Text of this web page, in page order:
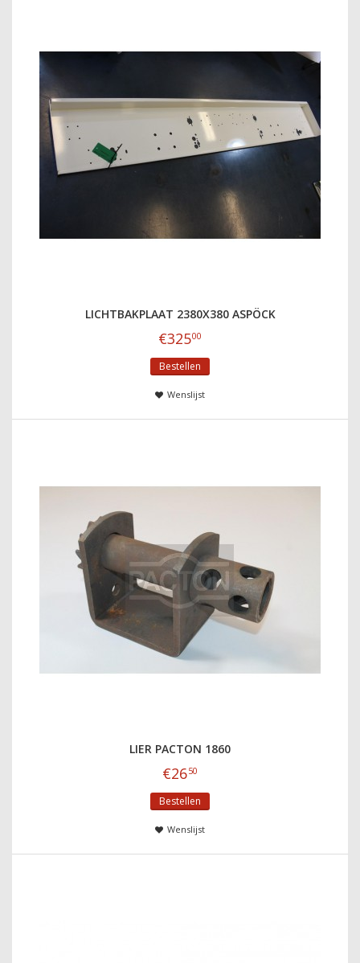
LICHTBAKPLAAT 2380X380 ASPÖCK
€32500
Bestellen
Wenslijst
LIER PACTON 1860
€2650
Bestellen
Wenslijst